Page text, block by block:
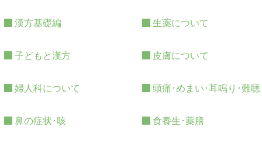
漢方基礎編 生薬について
子どもと漢方 皮膚について
婦人科について 頭痛･めまい･耳鳴り･難聴
鼻の症状･咳 食養生･薬膳